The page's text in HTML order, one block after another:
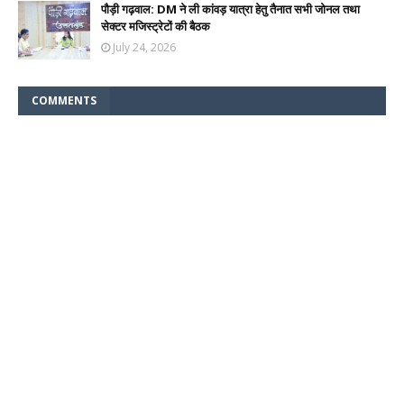
पौड़ी गढ़वाल: DM ने ली कांवड़ यात्रा हेतु तैनात सभी जोनल तथा
सेक्टर मजिस्ट्रेटों की बैठक
July 24, 2026
COMMENTS